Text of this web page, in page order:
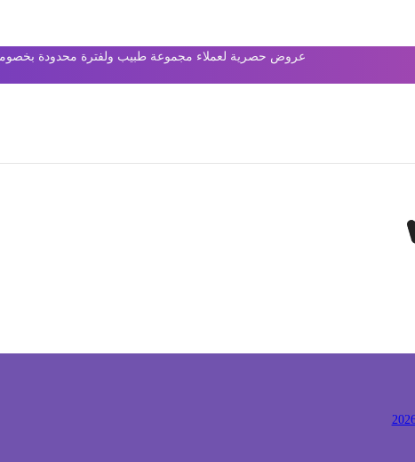
عروض حصرية لعملاء مجموعة طبيب ولفترة محدودة بخصومات